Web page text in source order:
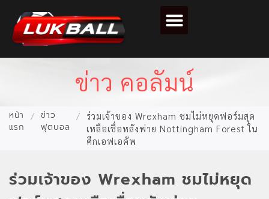
ข่าว คอลัมน์
หน้า
แรก
/ ข่าว
ฟุตบอล
/
ร่วมเจ้าของ Wrexham ชมไม่หยุดฟอร์มสุด
เหลือเชื่อหลังพ่าย Nottingham Forest ใน
ศึกเอฟเอคัพ
ร่วมเจ้าของ Wrexham ชมไม่หยุด